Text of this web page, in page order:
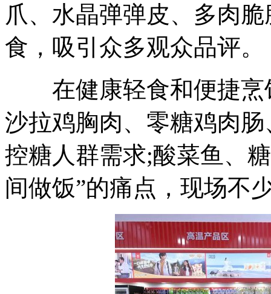
爪、水晶弹弹皮、多肉
食，吸引众多观众品评。
在健康轻食和便捷烹
沙拉鸡胸肉、零糖鸡肉
控糖人群需求;酸菜鱼、
间做饭”的痛点，现场不